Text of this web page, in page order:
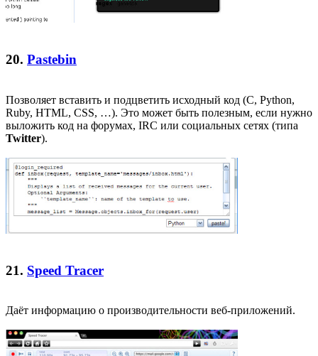
20. Pastebin
Позволяет вставить и подцветить исходный код (C, Python,
Ruby, HTML, CSS, …). Это может быть полезным, если нужно
выложить код на форумах, IRC или социальных сетях (типа
Twitter).
21. Speed Tracer
Даёт информацию о производительности веб-приложений.